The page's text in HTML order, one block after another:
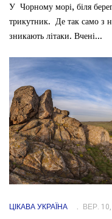
У Чорному морі, біля
трикутник. Де так само з
зникають літаки. Вчені...
ЦІКАВА УКРАЇНА ВЕР.